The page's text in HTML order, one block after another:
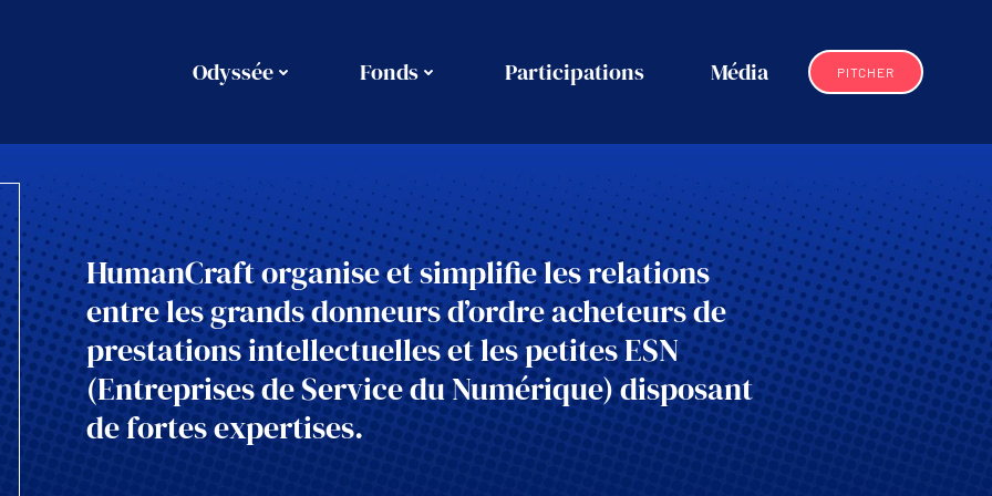
Odyssée Fonds Participations Média PITCHER
HumanCraft organise et simplifie les relations
entre les grands donneurs d’ordre acheteurs de
prestations intellectuelles et les petites ESN
(Entreprises de Service du Numérique) disposant
de fortes expertises.